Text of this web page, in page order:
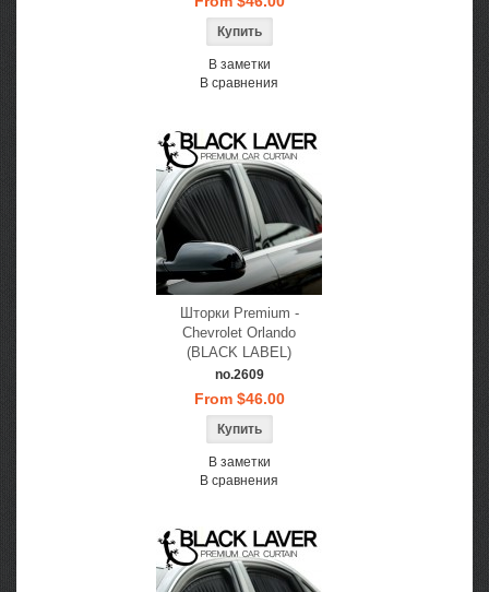
В заметки
В сравнения
Шторки Premium -
Chevrolet Orlando
(BLACK LABEL)
no.2609
From $46.00
В заметки
В сравнения